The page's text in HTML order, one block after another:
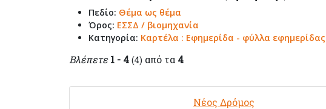
Πεδίο: Θέμα ως θέμα
Όρος: ΕΣΣΔ / βιομηχανία
Κατηγορία: Καρτέλα : Εφημερίδα - φύλλα εφημερίδας
Βλέπετε 1 - 4 (4) από τα 4
Νέος Δρόμος